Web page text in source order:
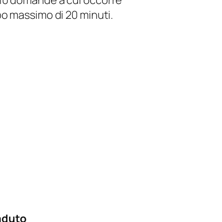
massimo di 20 minuti.